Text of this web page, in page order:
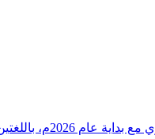
دقيقة ورصدًا واستشرافًا وافيًا لكافة أ